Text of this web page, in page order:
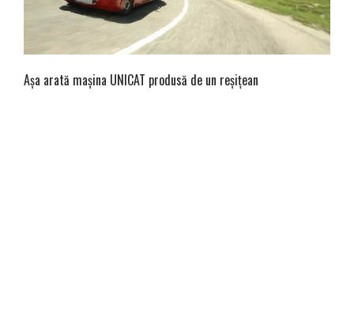
Așa arată mașina UNICAT produsă de un reșițean